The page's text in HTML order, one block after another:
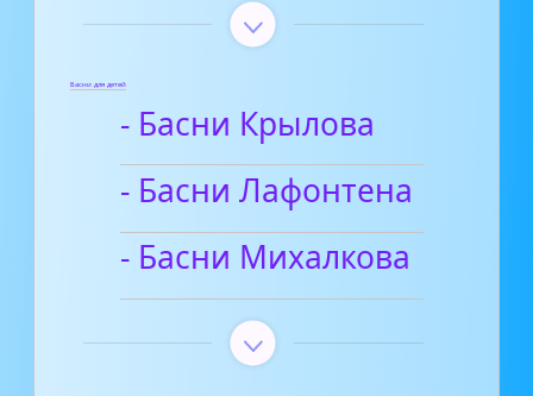
Басни для детей
- Басни Крылова
- Басни Лафонтена
- Басни Михалкова